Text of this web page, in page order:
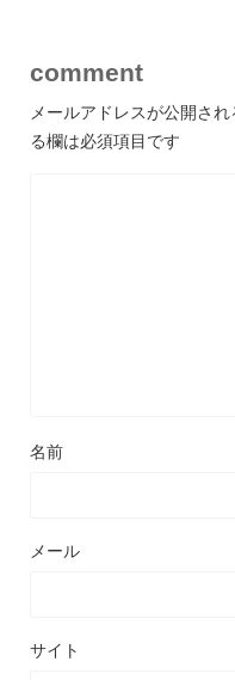
comment
メールアドレスが公開され
る欄は必須項目です
名前
メール
サイト